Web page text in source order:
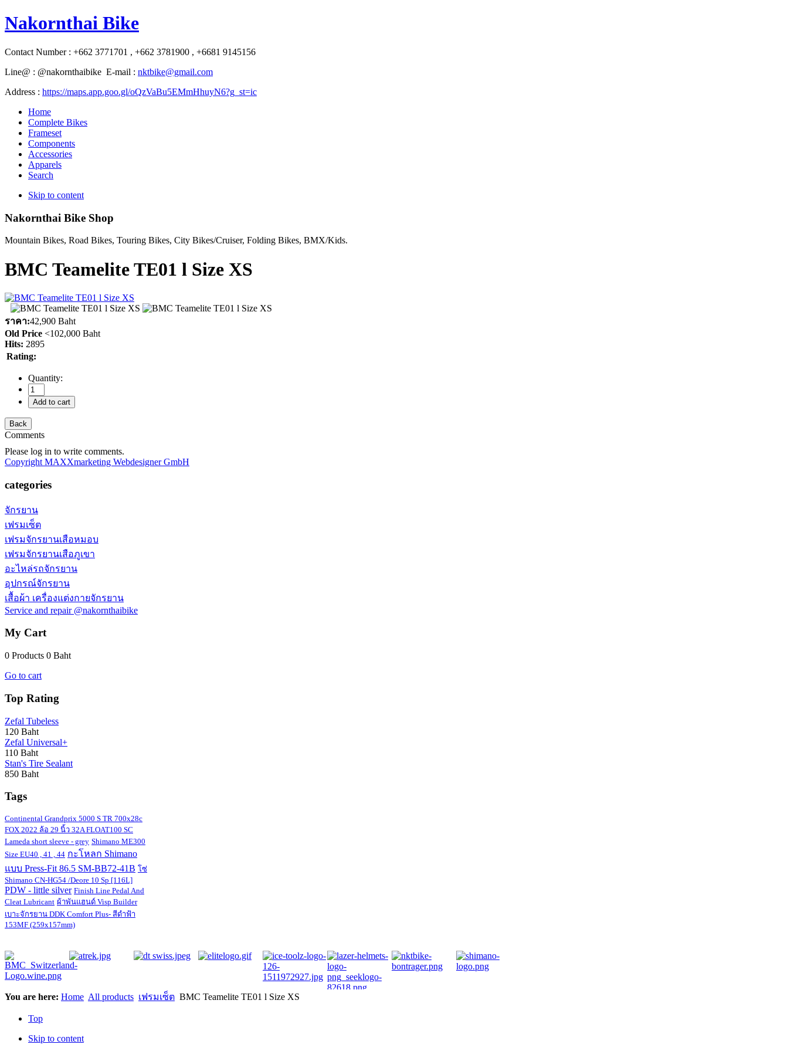
Nakornthai Bike
Contact Number : +662 3771701 , +662 3781900 , +6681 9145156
Line@ : @nakornthaibike E-mail : nktbike@gmail.com
Address : https://maps.app.goo.gl/oQzVaBu5EMmHhuyN6?g_st=ic
Home
Complete Bikes
Frameset
Components
Accessories
Apparels
Search
Skip to content
Nakornthai Bike Shop
Mountain Bikes, Road Bikes, Touring Bikes, City Bikes/Cruiser, Folding Bikes, BMX/Kids.
BMC Teamelite TE01 l Size XS
ราคา:42,900 Baht
Old Price <102,000 Baht
Hits: 2895
Rating:
Quantity:
Comments
Please log in to write comments.
Copyright MAXXmarketing Webdesigner GmbH
categories
จักรยาน
เฟรมเซ็ต
เฟรมจักรยานเสือหมอบ
เฟรมจักรยานเสือภูเขา
อะไหล่รถจักรยาน
อุปกรณ์จักรยาน
เสื้อผ้า เครื่องแต่งกายจักรยาน
Service and repair @nakornthaibike
My Cart
0 Products 0 Baht
Go to cart
Top Rating
Zefal Tubeless
120 Baht
Zefal Universal+
110 Baht
Stan's Tire Sealant
850 Baht
Tags
Continental Grandprix 5000 S TR 700x28c
FOX 2022 ล้อ 29 นิ้ว 32A FLOAT100 SC
Lameda short sleeve - grey Shimano ME300
Size EU40 , 41 , 44 กะโหลก Shimano
แบบ Press-Fit 86.5 SM-BB72-41B โซ่
Shimano CN-HG54 /Deore 10 Sp [116L]
PDW - little silver Finish Line Pedal And
Cleat Lubricant ผ้าพันแฮนด์ Visp Builder
เบาะจักรยาน DDK Comfort Plus- สีดำฟ้า
153MF (259x157mm)
You are here: Home All products เฟรมเซ็ต BMC Teamelite TE01 l Size XS
Top
Skip to content